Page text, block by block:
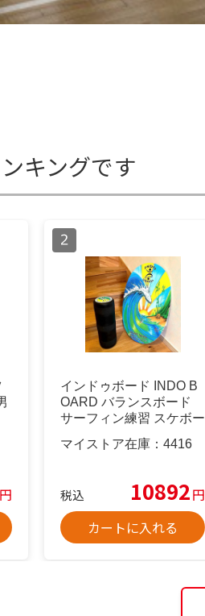
キングです
円
インドゥボード INDO B
OARD バランスボード
サーフィン練習 スケボー
マイストア在庫： 4416
税込 10892円
カートに入れる